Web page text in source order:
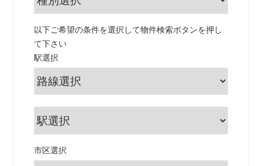
以下ご希望の条件を選択して物件検索ボタンを押し
て下さい
駅選択
市区選択